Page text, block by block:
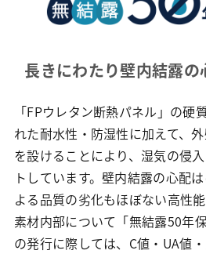
長きにわたり壁内結露の
「FPウレタン断熱パネル」の硬
れた耐水性・防湿性に加えて、
を設けることにより、湿気の侵
トしています。壁内結露の心配
よる品質の劣化もほぼない高性
素材内部について「無結露50年
の発行に際しては、C値・UA値